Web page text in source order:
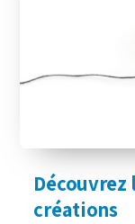
Découvrez
créations